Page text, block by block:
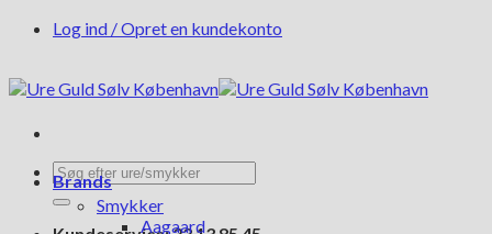
FortsætLog ind / Opret en kundekonto
Søg
efter:
Brands
Smykker
Aagaard